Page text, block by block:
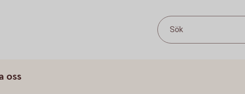
Sök
oss